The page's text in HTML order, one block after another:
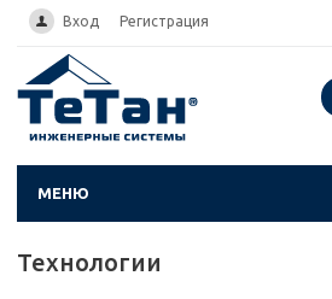
... Вход Регистрация
МЕНЮ
Технологии